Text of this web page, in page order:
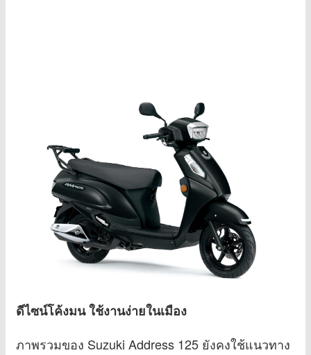
ดีไซน์โค้งมน ใช้งานง่ายในเมือง
ภาพรวมของ Suzuki Address 125 ยังคงใช้แนวทาง